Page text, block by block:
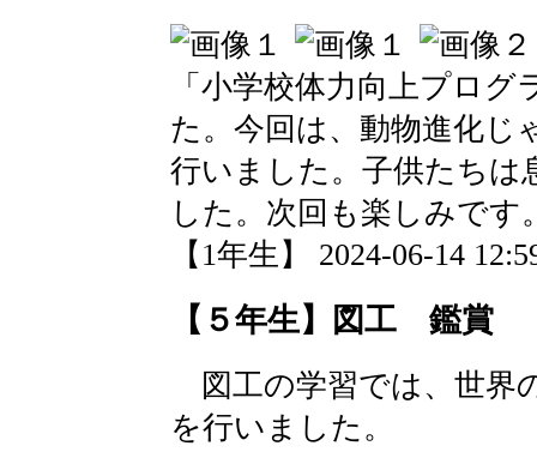
「小学校体力向上プロ
た。今回は、動物進化じ
行いました。子供たちは
した。次回も楽しみです
【1年生】 2024-06-14
【５年生】図工 鑑賞
図工の学習では、世界
を行いました。